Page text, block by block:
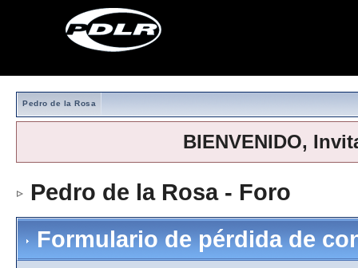
Pedro de la Rosa
BIENVENIDO,
Pedro de la Rosa - Foro
Formulario de pérdida de